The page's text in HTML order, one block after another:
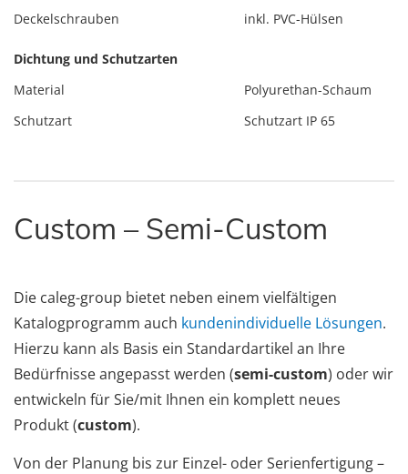
Deckelschrauben
inkl. PVC-Hülsen
Dichtung und Schutzarten
Material
Polyurethan-Schaum
Schutzart
Schutzart IP 65
Custom – Semi-Custom
Die caleg-group bietet neben einem vielfältigen
Katalogprogramm auch kundenindividuelle Lösungen.
Hierzu kann als Basis ein Standardartikel an Ihre
Bedürfnisse angepasst werden (semi-custom) oder wir
entwickeln für Sie/mit Ihnen ein komplett neues
Produkt (custom).
Von der Planung bis zur Einzel- oder Serienfertigung –